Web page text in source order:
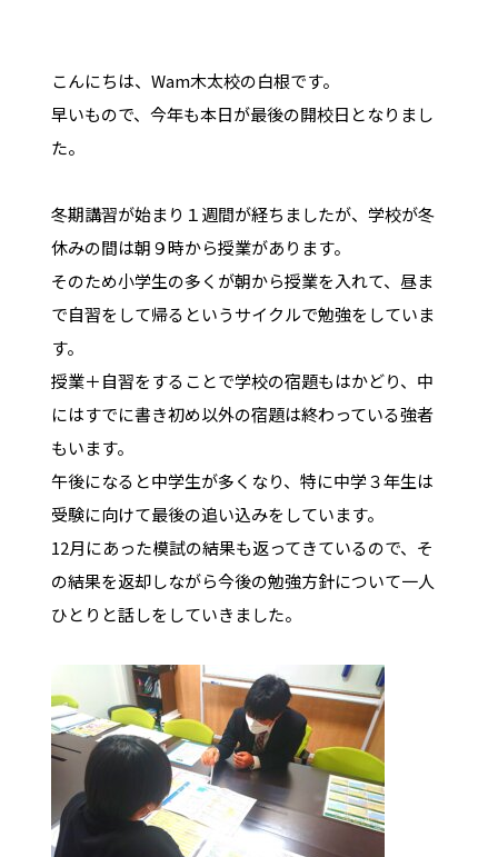
こんにちは、Wam木太校の白根です。
早いもので、今年も本日が最後の開校日となりまし
た。
冬期講習が始まり１週間が経ちましたが、学校が冬
休みの間は朝９時から授業があります。
そのため小学生の多くが朝から授業を入れて、昼ま
で自習をして帰るというサイクルで勉強をしていま
す。
授業＋自習をすることで学校の宿題もはかどり、中
にはすでに書き初め以外の宿題は終わっている強者
もいます。
午後になると中学生が多くなり、特に中学３年生は
受験に向けて最後の追い込みをしています。
12月にあった模試の結果も返ってきているので、そ
の結果を返却しながら今後の勉強方針について一人
ひとりと話しをしていきました。